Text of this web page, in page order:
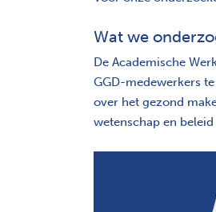
Wat we
De Academische
GGD-medewerkers
over het gezond
wetenschap en